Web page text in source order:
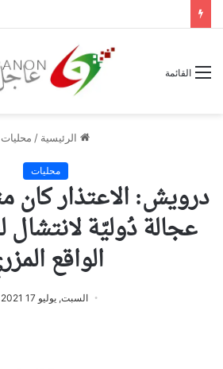
القائمة
الرئيسية / محليات
محليات
درويش: الاعتذار كان
عجالة دُوليّة لانتشال
الواقع
السبت, يوليو 17 2021